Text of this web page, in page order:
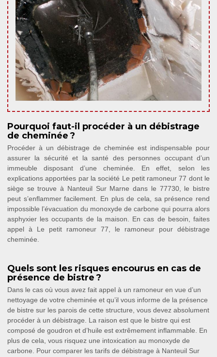
Pourquoi faut-il procéder à un débistrage
de cheminée ?
Procéder à un débistrage de cheminée est indispensable pour
assurer la sécurité et la santé des personnes occupant d’un
immeuble disposant d’une cheminée. En effet, selon les
explications apportées par la société Le petit ramoneur 77 dont le
siège se trouve à Nanteuil Sur Marne dans le 77730, le bistre
peut s’enflammer facilement. En plus de cela, sa présence rend
impossible l’évacuation du monoxyde de carbone qui pourra alors
asphyxier les occupants de la maison. En cas de besoin, faites
appel à Le petit ramoneur 77, le ramoneur pour débistrage
cheminée.
Quels sont les risques encourus en cas de
présence de bistre ?
Dans le cas où vous avez fait appel à un ramoneur en vue d’un
nettoyage de votre cheminée et qu’il vous informe de la présence
de bistre sur les parois de cette structure, vous devez absolument
procéder à un débistrage. La raison est que le bistre qui est
composé de goudron et d’huile est extrêmement inflammable. En
plus de cela, vous risquez une intoxication au monoxyde de
carbone. Pour comparer les tarifs de débistrage à Nanteuil Sur